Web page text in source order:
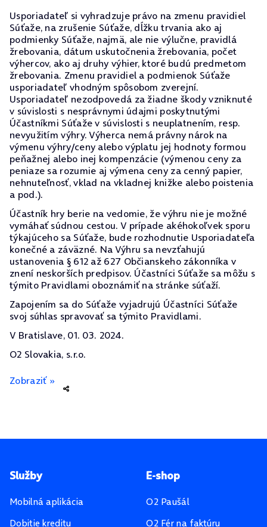
Usporiadateľ si vyhradzuje právo na zmenu pravidiel
Súťaže, na zrušenie Súťaže, dĺžku trvania ako aj
podmienky Súťaže, najmä, ale nie výlučne, pravidlá
žrebovania, dátum uskutočnenia žrebovania, počet
výhercov, ako aj druhy výhier, ktoré budú predmetom
žrebovania. Zmenu pravidiel a podmienok Súťaže
usporiadateľ vhodným spôsobom zverejní.
Usporiadateľ nezodpovedá za žiadne škody vzniknuté
v súvislosti s nesprávnymi údajmi poskytnutými
Účastníkmi Súťaže v súvislosti s neuplatnením, resp.
nevyužitím výhry. Výherca nemá právny nárok na
výmenu výhry/ceny alebo výplatu jej hodnoty formou
peňažnej alebo inej kompenzácie (výmenou ceny za
peniaze sa rozumie aj výmena ceny za cenný papier,
nehnuteľnosť, vklad na vkladnej knižke alebo poistenia
a pod.).
Účastník hry berie na vedomie, že výhru nie je možné
vymáhať súdnou cestou. V prípade akéhokoľvek sporu
týkajúceho sa Súťaže, bude rozhodnutie Usporiadateľa
konečné a záväzné. Na Výhru sa nevzťahujú
ustanovenia § 612 až 627 Občianskeho zákonníka v
znení neskorších predpisov. Účastníci Súťaže sa môžu s
týmito Pravidlami oboznámiť na stránke súťaží.
Zapojením sa do Súťaže vyjadrujú Účastníci Súťaže
svoj súhlas spravovať sa týmito Pravidlami.
V Bratislave, 01. 03. 2024.
O2 Slovakia, s.r.o.
Zobraziť »
Pätička stránky
Služby
Mobilná aplikácia
Dobitie kreditu
E-shop
O2 Paušál
O2 Fér na faktúru